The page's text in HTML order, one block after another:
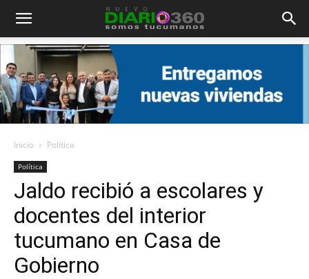
Diario
360
Inicio Política
Política
Jaldo recibió a escolares y
docentes del interior
tucumano en Casa de
Gobierno